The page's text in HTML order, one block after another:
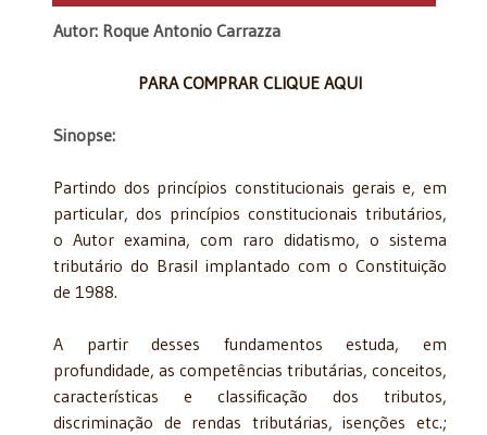
Autor: Roque Antonio Carrazza
PARA COMPRAR CLIQUE AQUI
Sinopse:
Partindo dos princípios constitucionais gerais e, em
particular, dos princípios constitucionais tributários,
o Autor examina, com raro didatismo, o sistema
tributário do Brasil implantado com o Constituição
de 1988.
A partir desses fundamentos estuda, em
profundidade, as competências tributárias, conceitos,
características e classificação dos tributos,
discriminação de rendas tributárias, isenções etc.;